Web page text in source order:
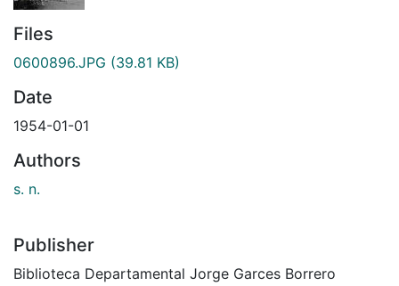
Files
0600896.JPG (39.81 KB)
Date
1954-01-01
Authors
s. n.
Publisher
Biblioteca Departamental Jorge Garces Borrero